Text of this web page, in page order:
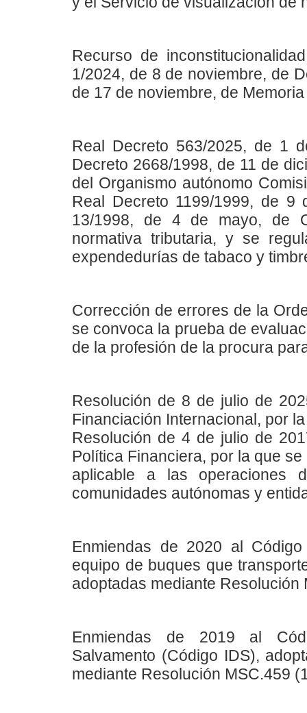
Recurso de
1/2024, de 8 de noviembre, de
de 17 de noviembre, de
Real Decreto 563/2025, de 1
Decreto 2668/1998, de 11 de
del Organismo autónomo
Real Decreto 1199/1999, de
13/1998, de 4 de mayo, de
normativa tributaria, y se
expendedurías de tabaco y
Corrección de errores de la
se convoca la prueba de
de la profesión de la procura
Resolución de 8 de julio de
Financiación Internacional, por
Resolución de 4 de julio de
Política Financiera, por la que
aplicable a las operaciones
comunidades autónomas y
Enmiendas de 2020 al
equipo de buques que
adoptadas mediante Resolución
Enmiendas de 2019 al
Salvamento (Código IDS),
mediante Resolución MSC.459